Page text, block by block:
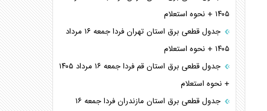
۱۴۰۵ + نحوه استعلام
جدول قطعی برق استان تهران فردا جمعه ۱۶ مرداد
۱۴۰۵ + نحوه استعلام
جدول قطعی برق استان قم فردا جمعه ۱۶ مرداد ۱۴۰۵
+ نحوه استعلام
جدول قطعی برق استان مازندران فردا جمعه ۱۶